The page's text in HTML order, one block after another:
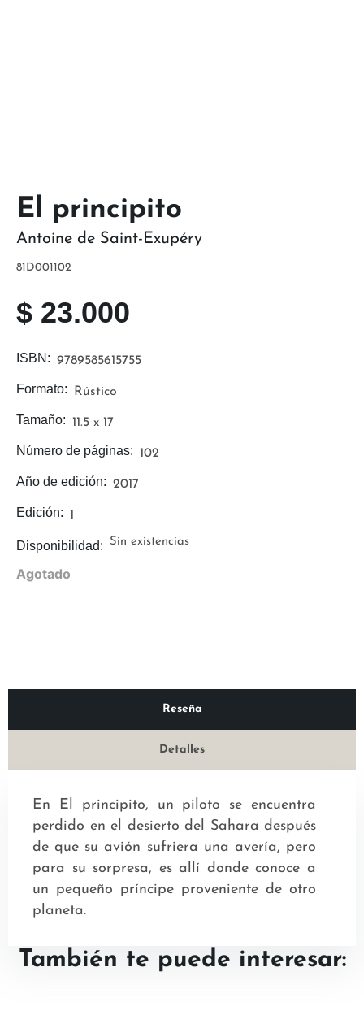
Agotado
Disponibilidad: Sin existencias
Edición: 1
Año de edición: 2017
Número de páginas: 102
Tamaño: 11.5 x 17
Formato: Rústico
ISBN: 9789585615755
$ 23.000
81D001102
Antoine de Saint-Exupéry
El principito
Reseña
Detalles
En El principito, un piloto se encuentra
perdido en el desierto del Sahara después
de que su avión sufriera una avería, pero
para su sorpresa, es allí donde conoce a
un pequeño príncipe proveniente de otro
planeta.
También te puede interesar: